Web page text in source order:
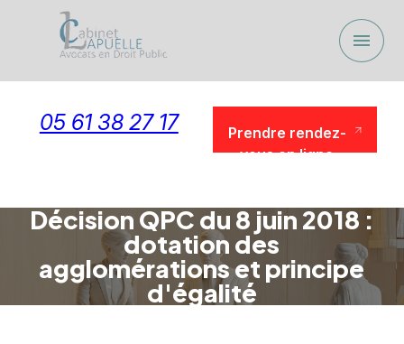
menu
05 61 38 27 17
Prendre rendez-
vous en ligne
Décision QPC du 8 juin 2018 :
dotation des
agglomérations et principe
d'égalité
Panneau de gestion des cookies